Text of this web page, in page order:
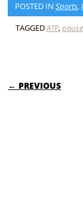
POSTED INSports,
TAGGEDATP,
POST
← PREVIOUS